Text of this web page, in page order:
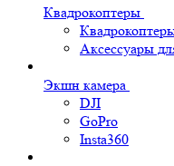
Квадрокоптеры
Аксессуары
Экшн камера
DJI
GoPro
Insta360